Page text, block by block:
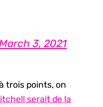
3, 2021
trois points, on
serait de la